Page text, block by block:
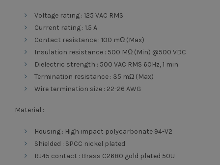
Voltage rating : 125 VAC RMS
Current rating : 1.5 A
Contact resistance : 100 mΩ (Max)
Insulation resistance : 500 MΩ (Min) @500 VDC
Dielectric strength : 500 VAC RMS 60Hz, 1 min
Termination resistance : 35 mΩ (Max)
Wire termination size : 22-26 AWG
Material :
Housing : High impact polycarbonate 94-V2
Shielded : SPCC nickel plated
RJ45 contact : Brass C2680 gold plated 50U